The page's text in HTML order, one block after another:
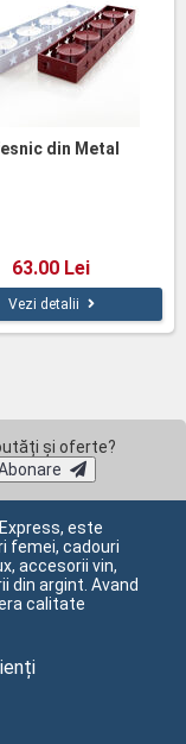
din Metal
63.00 Lei
Vezi detalii
și oferte?
este
femei, cadouri
accesorii vin,
din argint. Avand
calitate